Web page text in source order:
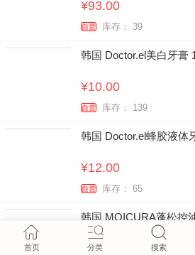
¥93.00
自营 库存： 39
韩国 Doctor.el美白牙膏
¥10.00
自营 库存： 139
韩国 Doctor.el蜂胶液体
¥12.00
自营 库存： 65
韩国 MOICURA蓬松控
¥72.00
首页 分类 搜索